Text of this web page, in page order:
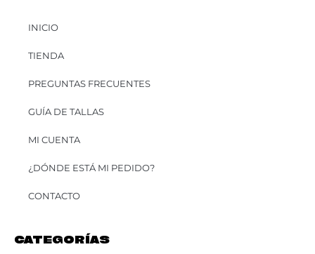
INICIO
TIENDA
PREGUNTAS FRECUENTES
GUÍA DE TALLAS
MI CUENTA
¿DÓNDE ESTÁ MI PEDIDO?
CONTACTO
CATEGORÍAS